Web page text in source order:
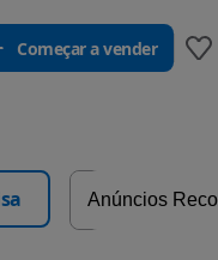
Começar a vender